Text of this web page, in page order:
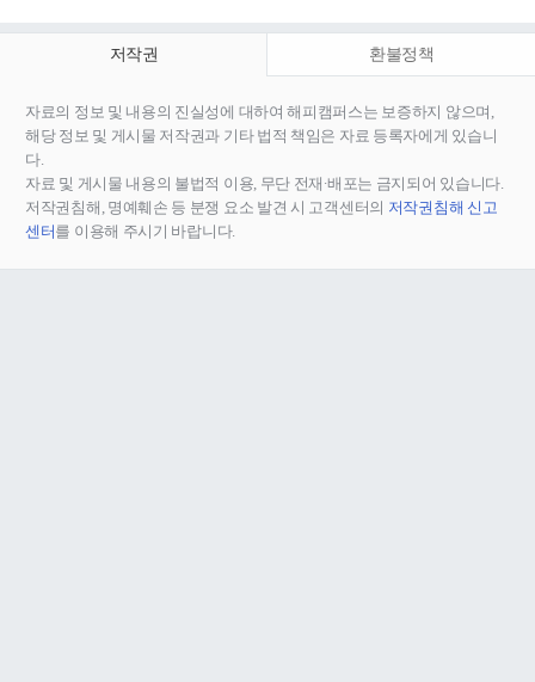
저작권 환불정책
자료의 정보 및 내용의 진실성에 대하여 해피캠퍼스는 보증하지 않으며,
해당 정보 및 게시물 저작권과 기타 법적 책임은 자료 등록자에게 있습니
다.
자료 및 게시물 내용의 불법적 이용, 무단 전재∙배포는 금지되어 있습니다.
저작권침해, 명예훼손 등 분쟁 요소 발견 시 고객센터의 저작권침해 신고
센터를 이용해 주시기 바랍니다.